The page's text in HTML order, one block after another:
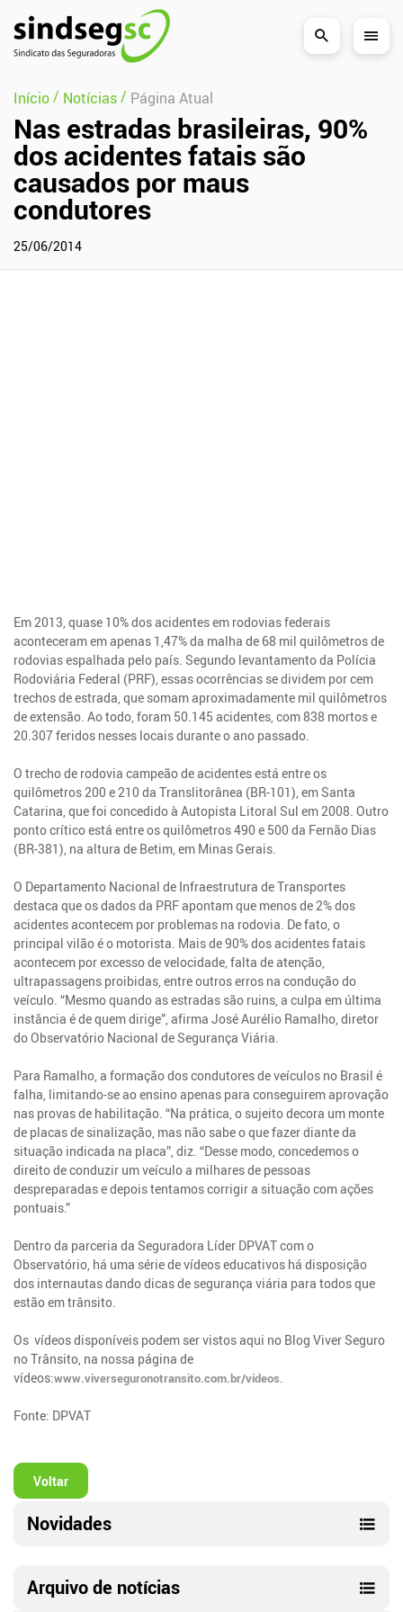
Pular Navegação (s)
Início/ Notícias/ Página Atual
Nas estradas brasileiras, 90%
dos acidentes fatais são
causados por maus
condutores
25/06/2014
Em 2013, quase 10% dos acidentes em rodovias federais
aconteceram em apenas 1,47% da malha de 68 mil quilômetros de
rodovias espalhada pelo país. Segundo levantamento da Polícia
Rodoviária Federal (PRF), essas ocorrências se dividem por cem
trechos de estrada, que somam aproximadamente mil quilômetros
de extensão. Ao todo, foram 50.145 acidentes, com 838 mortos e
20.307 feridos nesses locais durante o ano passado.
O trecho de rodovia campeão de acidentes está entre os
quilômetros 200 e 210 da Translitorânea (BR-101), em Santa
Catarina, que foi concedido à Autopista Litoral Sul em 2008. Outro
ponto crítico está entre os quilômetros 490 e 500 da Fernão Dias
(BR-381), na altura de Betim, em Minas Gerais.
O Departamento Nacional de Infraestrutura de Transportes
destaca que os dados da PRF apontam que menos de 2% dos
acidentes acontecem por problemas na rodovia. De fato, o
principal vilão é o motorista. Mais de 90% dos acidentes fatais
acontecem por excesso de velocidade, falta de atenção,
ultrapassagens proibidas, entre outros erros na condução do
veículo. “Mesmo quando as estradas são ruins, a culpa em última
instância é de quem dirige”, afirma José Aurélio Ramalho, diretor
do Observatório Nacional de Segurança Viária.
Para Ramalho, a formação dos condutores de veículos no Brasil é
falha, limitando-se ao ensino apenas para conseguirem aprovação
nas provas de habilitação. “Na prática, o sujeito decora um monte
de placas de sinalização, mas não sabe o que fazer diante da
situação indicada na placa”, diz. “Desse modo, concedemos o
direito de conduzir um veículo a milhares de pessoas
despreparadas e depois tentamos corrigir a situação com ações
pontuais.”
Dentro da parceria da Seguradora Líder DPVAT com o
Observatório, há uma série de vídeos educativos há disposição
dos internautas dando dicas de segurança viária para todos que
estão em trânsito.
Os vídeos disponíveis podem ser vistos aqui no Blog Viver Seguro
no Trânsito, na nossa página de
vídeos:www.viverseguronotransito.com.br/videos
Fonte: DPVAT
Voltar
Novidades
Arquivo de notícias